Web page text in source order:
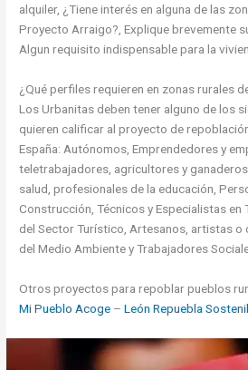
alquiler, ¿Tiene interés en alguna de las
Proyecto Arraigo?, Explique brevemente
Algun requisito indispensable para la
¿Qué perfiles requieren en zonas rurales
Los Urbanitas deben tener alguno de los
quieren calificar al proyecto de
España: Autónomos, Emprendedores y
teletrabajadores, agricultores y
salud, profesionales de la educación,
Construcción, Técnicos y Especialistas en
del Sector Turístico, Artesanos, artistas
del Medio Ambiente y Trabajadores
Otros proyectos para repoblar pueblos
Mi Pueblo Acoge –León Repuebla